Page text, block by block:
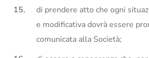
di prendere atto che ogni
e modificativa dovrà essere
comunicata alla Società;